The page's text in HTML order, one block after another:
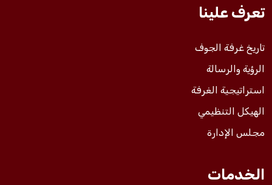
مشاريع الغرفة
تعرف علينا
تاريخ غرفة الجوف
الرؤية والرسالة
استراتيجية الغرفة
الهيكل التنظيمي
مجلس الإدارة
الخدمات